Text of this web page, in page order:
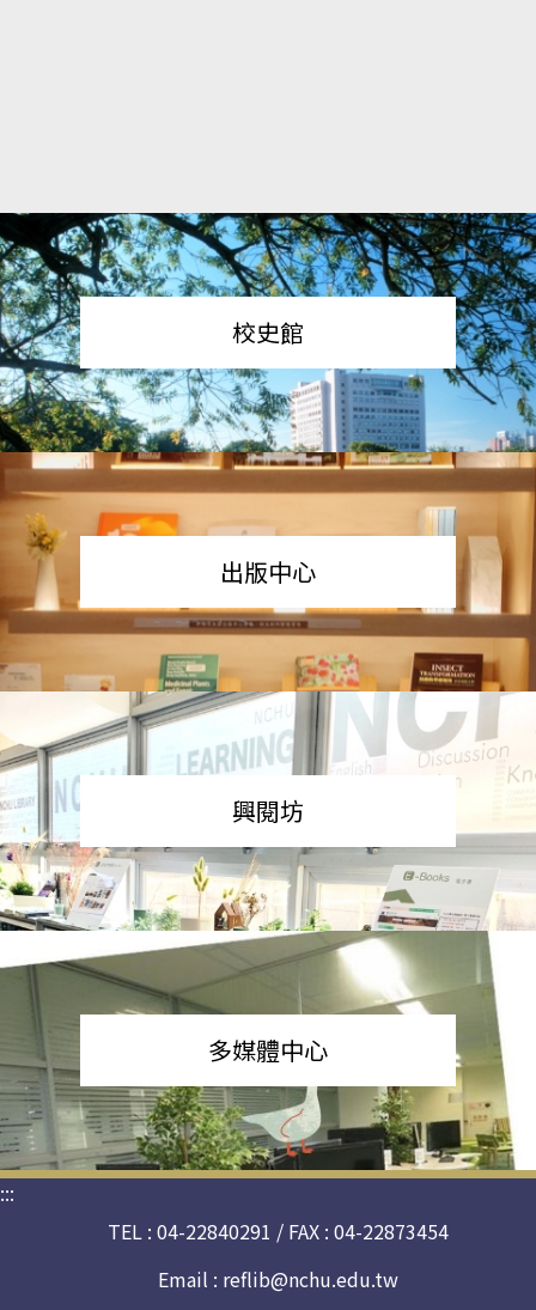
校史館
出版中心
興閱坊
多媒體中心
:::
TEL : 04-22840291 / FAX : 04-22873454
Email : reflib@nchu.edu.tw